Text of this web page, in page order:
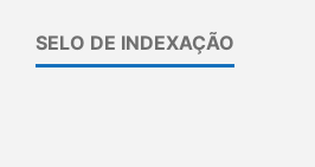
SELO DE INDEXAÇÃO